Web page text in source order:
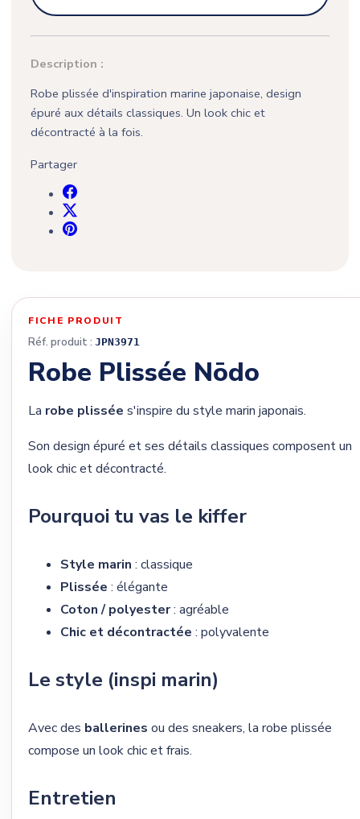
Description :
Robe plissée d'inspiration marine japonaise, design
épuré aux détails classiques. Un look chic et
décontracté à la fois.
Partager
FICHE PRODUIT
Réf. produit : JPN3971
Robe Plissée Nōdo
La robe plissée s'inspire du style marin japonais.
Son design épuré et ses détails classiques composent un
look chic et décontracté.
Pourquoi tu vas le kiffer
Style marin : classique
Plissée : élégante
Coton / polyester: agréable
Chic et décontractée : polyvalente
Le style (inspi marin)
Avec des ballerines ou des sneakers, la robe plissée
compose un look chic et frais.
Entretien